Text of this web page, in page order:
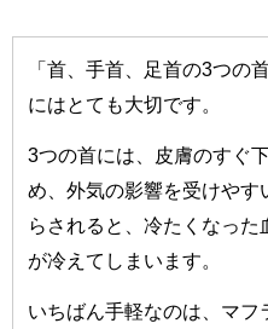
「首、手首、足首の3つの
にはとても大切です。
3つの首には、皮膚のすぐ
め、外気の影響を受けやす
らされると、冷たくなっ
が冷えてしまいます。
いちばん手軽なのは、マ